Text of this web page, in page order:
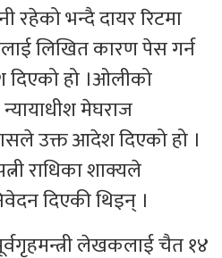
रहेको भन्दै दायर रिटमा
लिखित कारण पेस गर्न
हो ।ओलीको
न्यायाधीश मेघराज
उक्त आदेश दिएको हो ।
राधिका शाक्यले
दिएकी थिइन् ।
लेखकलाई चैत १४